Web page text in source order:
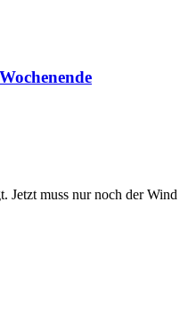
Jetzt muss nur noch der Wind